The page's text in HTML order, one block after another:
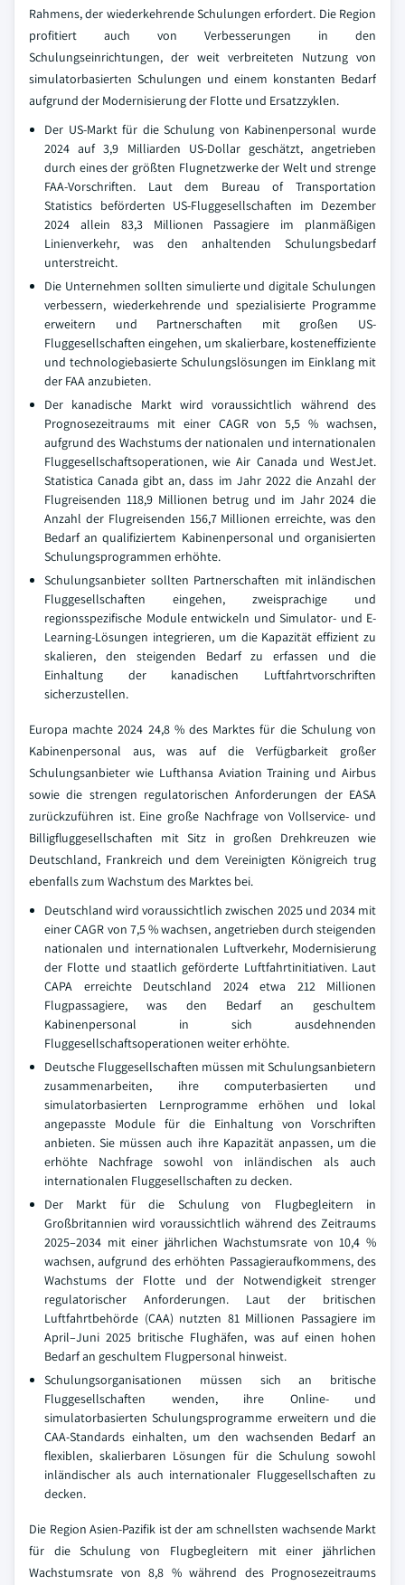
Rahmens, der wiederkehrende Schulungen erfordert. Die Region
profitiert auch von Verbesserungen in den
Schulungseinrichtungen, der weit verbreiteten Nutzung von
simulatorbasierten Schulungen und einem konstanten Bedarf
aufgrund der Modernisierung der Flotte und Ersatzzyklen.
Der US-Markt für die Schulung von Kabinenpersonal wurde
2024 auf 3,9 Milliarden US-Dollar geschätzt, angetrieben
durch eines der größten Flugnetzwerke der Welt und strenge
FAA-Vorschriften. Laut dem Bureau of Transportation
Statistics beförderten US-Fluggesellschaften im Dezember
2024 allein 83,3 Millionen Passagiere im planmäßigen
Linienverkehr, was den anhaltenden Schulungsbedarf
unterstreicht.
Die Unternehmen sollten simulierte und digitale Schulungen
verbessern, wiederkehrende und spezialisierte Programme
erweitern und Partnerschaften mit großen US-
Fluggesellschaften eingehen, um skalierbare, kosteneffiziente
und technologiebasierte Schulungslösungen im Einklang mit
der FAA anzubieten.
Der kanadische Markt wird voraussichtlich während des
Prognosezeitraums mit einer CAGR von 5,5 % wachsen,
aufgrund des Wachstums der nationalen und internationalen
Fluggesellschaftsoperationen, wie Air Canada und WestJet.
Statistica Canada gibt an, dass im Jahr 2022 die Anzahl der
Flugreisenden 118,9 Millionen betrug und im Jahr 2024 die
Anzahl der Flugreisenden 156,7 Millionen erreichte, was den
Bedarf an qualifiziertem Kabinenpersonal und organisierten
Schulungsprogrammen erhöhte.
Schulungsanbieter sollten Partnerschaften mit inländischen
Fluggesellschaften eingehen, zweisprachige und
regionsspezifische Module entwickeln und Simulator- und E-
Learning-Lösungen integrieren, um die Kapazität effizient zu
skalieren, den steigenden Bedarf zu erfassen und die
Einhaltung der kanadischen Luftfahrtvorschriften
sicherzustellen.
Europa machte 2024 24,8 % des Marktes für die Schulung von
Kabinenpersonal aus, was auf die Verfügbarkeit großer
Schulungsanbieter wie Lufthansa Aviation Training und Airbus
sowie die strengen regulatorischen Anforderungen der EASA
zurückzuführen ist. Eine große Nachfrage von Vollservice- und
Billigfluggesellschaften mit Sitz in großen Drehkreuzen wie
Deutschland, Frankreich und dem Vereinigten Königreich trug
ebenfalls zum Wachstum des Marktes bei.
Deutschland wird voraussichtlich zwischen 2025 und 2034 mit
einer CAGR von 7,5 % wachsen, angetrieben durch steigenden
nationalen und internationalen Luftverkehr, Modernisierung
der Flotte und staatlich geförderte Luftfahrtinitiativen. Laut
CAPA erreichte Deutschland 2024 etwa 212 Millionen
Flugpassagiere, was den Bedarf an geschultem
Kabinenpersonal in sich ausdehnenden
Fluggesellschaftsoperationen weiter erhöhte.
Deutsche Fluggesellschaften müssen mit Schulungsanbietern
zusammenarbeiten, ihre computerbasierten und
simulatorbasierten Lernprogramme erhöhen und lokal
angepasste Module für die Einhaltung von Vorschriften
anbieten. Sie müssen auch ihre Kapazität anpassen, um die
erhöhte Nachfrage sowohl von inländischen als auch
internationalen Fluggesellschaften zu decken.
Der Markt für die Schulung von Flugbegleitern in
Großbritannien wird voraussichtlich während des Zeitraums
2025–2034 mit einer jährlichen Wachstumsrate von 10,4 %
wachsen, aufgrund des erhöhten Passagieraufkommens, des
Wachstums der Flotte und der Notwendigkeit strenger
regulatorischer Anforderungen. Laut der britischen
Luftfahrtbehörde (CAA) nutzten 81 Millionen Passagiere im
April–Juni 2025 britische Flughäfen, was auf einen hohen
Bedarf an geschultem Flugpersonal hinweist.
Schulungsorganisationen müssen sich an britische
Fluggesellschaften wenden, ihre Online- und
simulatorbasierten Schulungsprogramme erweitern und die
CAA-Standards einhalten, um den wachsenden Bedarf an
flexiblen, skalierbaren Lösungen für die Schulung sowohl
inländischer als auch internationaler Fluggesellschaften zu
decken.
Die Region Asien-Pazifik ist der am schnellsten wachsende Markt
für die Schulung von Flugbegleitern mit einer jährlichen
Wachstumsrate von 8,8 % während des Prognosezeitraums